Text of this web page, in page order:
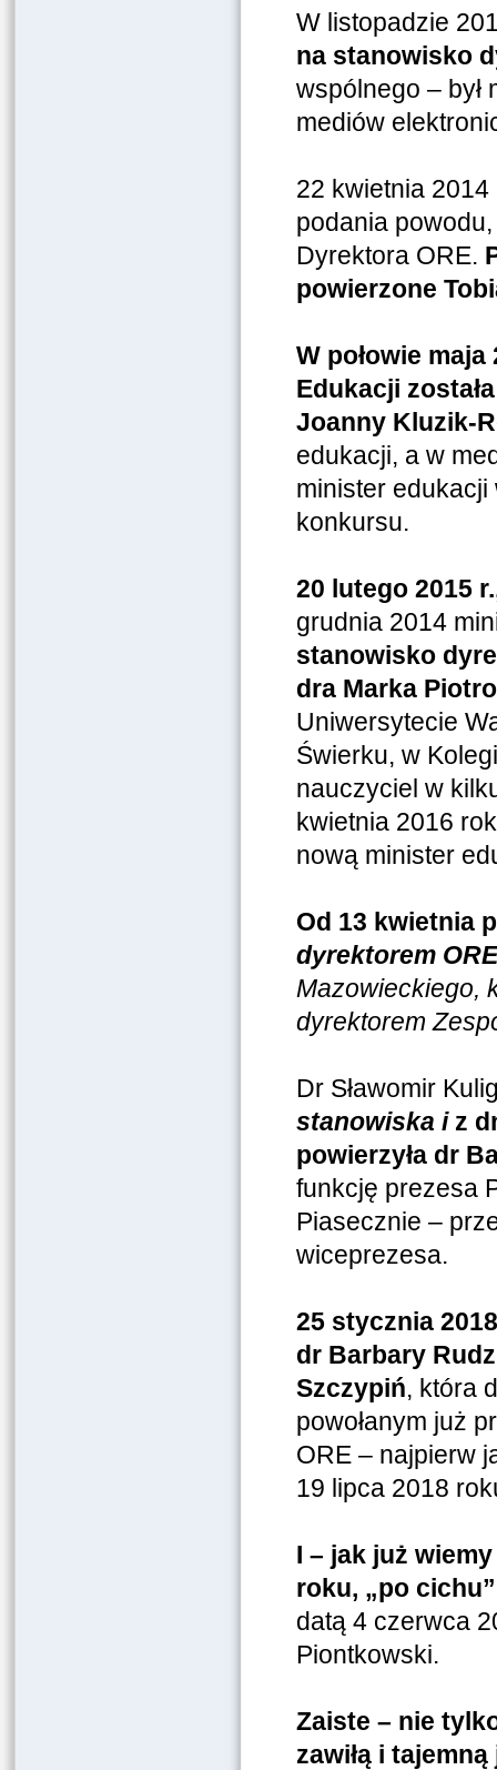
W listopadzie
na stanowisko
wspólnego – był
mediów
22 kwietnia 2014
podania
Dyrektora ORE.
powierzone
W połowie
Edukacji
Joanny Kluzik-
edukacji, a w
minister edukacji
konkursu.
20 lutego 2015
grudnia 2014
stanowisko
dra Marka
Uniwersytecie
Świerku, w
nauczyciel w
kwietnia 2016
nową minister
Od 13 kwietnia
dyrektorem
Mazowieckiego,
dyrektorem
Dr Sławomir
stanowiska i z
powierzyła dr
funkcję prezesa
Piasecznie –
wiceprezesa.
25 stycznia
dr Barbary
Szczypiń, która
powołanym już
ORE – najpierw
19 lipca 2018
I – jak już
roku, „po
datą 4 czerwca
Piontkowski.
Zaiste – nie
zawiłą i